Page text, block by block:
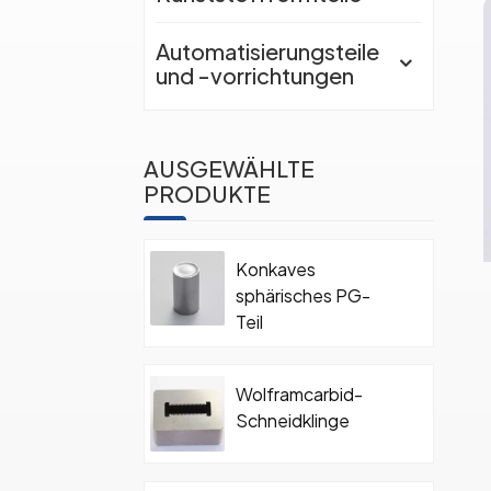
Automatisierungsteile
und -vorrichtungen
AUSGEWÄHLTE
PRODUKTE
Konkaves
sphärisches PG-
Teil
Wolframcarbid-
Schneidklinge